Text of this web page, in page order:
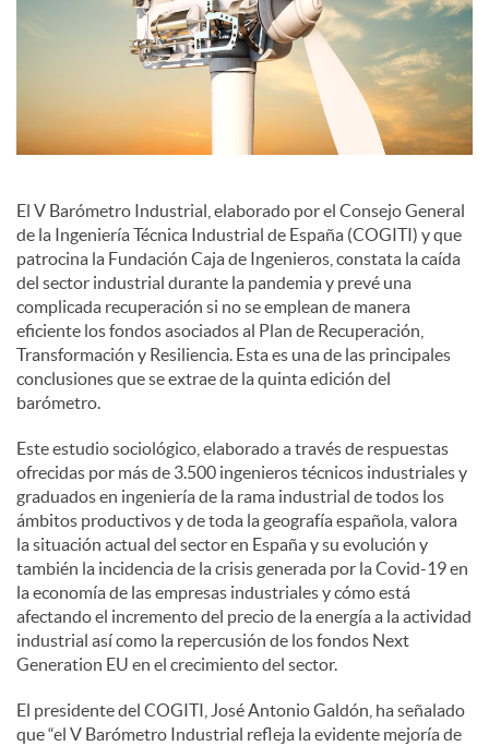
d
c
o
n
t
e
n
i
El V Barómetro Industrial, elaborado por el Consejo General
de la Ingeniería Técnica Industrial de España (COGITI) y que
patrocina la Fundación Caja de Ingenieros, constata la caída
del sector industrial durante la pandemia y prevé una
complicada recuperación si no se emplean de manera
eficiente los fondos asociados al Plan de Recuperación,
Transformación y Resiliencia. Esta es una de las principales
conclusiones que se extrae de la quinta edición del
barómetro.
Este estudio sociológico, elaborado a través de respuestas
ofrecidas por más de 3.500 ingenieros técnicos industriales y
graduados en ingeniería de la rama industrial de todos los
ámbitos productivos y de toda la geografía española, valora
la situación actual del sector en España y su evolución y
también la incidencia de la crisis generada por la Covid-19 en
la economía de las empresas industriales y cómo está
afectando el incremento del precio de la energía a la actividad
industrial así como la repercusión de los fondos Next
Generation EU en el crecimiento del sector.
El presidente del COGITI, José Antonio Galdón, ha señalado
que “el V Barómetro Industrial refleja la evidente mejoría de